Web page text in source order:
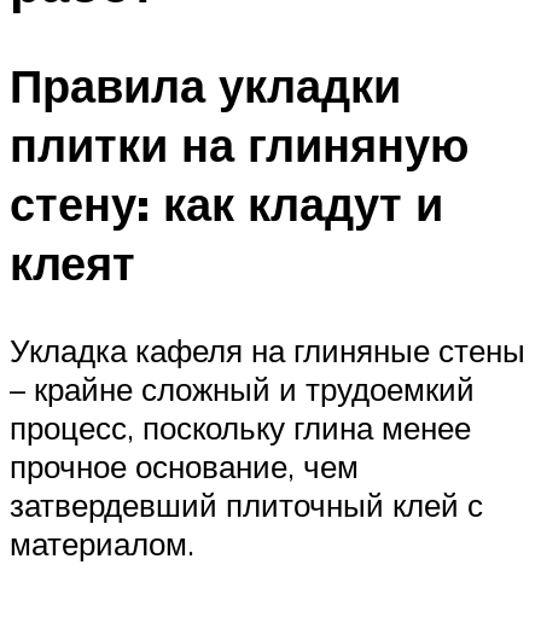
Правила укладки
плитки на глиняную
стену: как кладут и
клеят
Укладка кафеля на глиняные стены
– крайне сложный и трудоемкий
процесс, поскольку глина менее
прочное основание, чем
затвердевший плиточный клей с
материалом.